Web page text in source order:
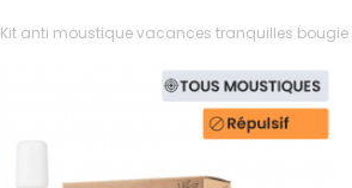
Kit anti moustique vacances tranquilles bougie